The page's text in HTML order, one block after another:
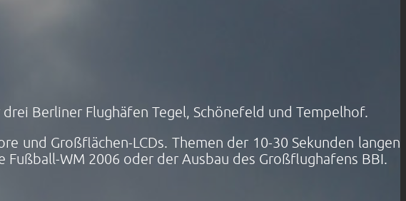
Berliner Flughäfen Tegel, Schönefeld und Tempelhof.
und Großflächen-LCDs. Themen der 10-30 Sekunden langen
WM 2006 oder der Ausbau des Großflughafens BBI.